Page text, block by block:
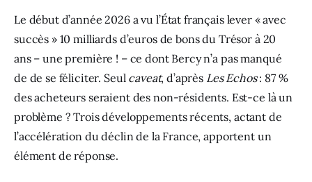
Le début d’année 2026 a vu l’État français lever « avec
succès » 10 milliards d’euros de bons du Trésor à 20
ans – une première ! – ce dont Bercy n’a pas manqué
de de se féliciter. Seul caveat, d’après Les Echos : 87 %
des acheteurs seraient des non-résidents. Est-ce là un
problème ? Trois développements récents, actant de
l’accélération du déclin de la France, apportent un
élément de réponse.